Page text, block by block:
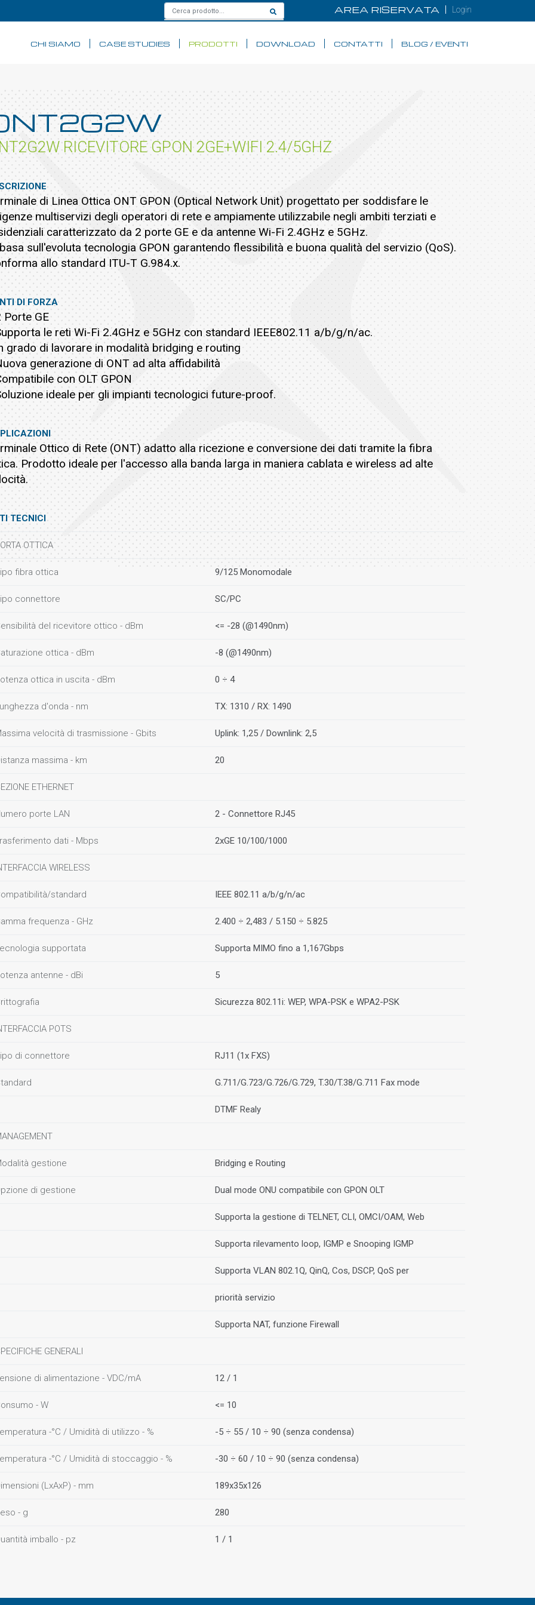
AREA RISERVATA Login
CHI SIAMO CASE STUDIES PRODOTTI DOWNLOAD CONTATTI BLOG / EVENTI
RICEVITORE GPON 2GE+WIFI 2.4/5GHZ
di Linea Ottica ONT GPON (Optical Network Unit) progettato per soddisfare le
multiservizi degli operatori di rete e ampiamente utilizzabile negli ambiti terziati e
caratterizzato da 2 porte GE e da antenne Wi-Fi 2.4GHz e 5GHz.
sull'evoluta tecnologia GPON garantendo flessibilità e buona qualità del servizio (QoS).
allo standard ITU-T G.984.x.
DI FORZA
Porte GE
le reti Wi-Fi 2.4GHz e 5GHz con standard IEEE802.11 a/b/g/n/ac.
grado di lavorare in modalità bridging e routing
generazione di ONT ad alta affidabilità
con OLT GPON
ideale per gli impianti tecnologici future-proof.
Ottico di Rete (ONT) adatto alla ricezione e conversione dei dati tramite la fibra
Prodotto ideale per l'accesso alla banda larga in maniera cablata e wireless ad alte
TECNICI
OTTICA
fibra ottica 9/125 Monomodale
connettore SC/PC
del ricevitore ottico - dBm <= -28 (@1490nm)
ottica - dBm -8 (@1490nm)
ottica in uscita - dBm 0 ÷ 4
d'onda - nm TX: 1310 / RX: 1490
velocità di trasmissione - Gbits Uplink: 1,25 / Downlink: 2,5
massima - km 20
ETHERNET
porte LAN 2 - Connettore RJ45
dati - Mbps 2xGE 10/100/1000
WIRELESS
standard IEEE 802.11 a/b/g/n/ac
frequenza - GHz 2.400 ÷ 2,483 / 5.150 ÷ 5.825
supportata Supporta MIMO fino a 1,167Gbps
antenne - dBi 5
Sicurezza 802.11i: WEP, WPA-PSK e WPA2-PSK
POTS
di connettore RJ11 (1x FXS)
G.711/G.723/G.726/G.729, T.30/T.38/G.711 Fax mode
DTMF Realy
gestione Bridging e Routing
di gestione Dual mode ONU compatibile con GPON OLT
Supporta la gestione di TELNET, CLI, OMCI/OAM, Web
Supporta rilevamento loop, IGMP e Snooping IGMP
Supporta VLAN 802.1Q, QinQ, Cos, DSCP, QoS per
priorità servizio
Supporta NAT, funzione Firewall
GENERALI
di alimentazione - VDC/mA 12 / 1
- W <= 10
-°C / Umidità di utilizzo - % -5 ÷ 55 / 10 ÷ 90 (senza condensa)
-°C / Umidità di stoccaggio - % -30 ÷ 60 / 10 ÷ 90 (senza condensa)
(LxAxP) - mm 189x35x126
- g 280
imballo - pz 1 / 1